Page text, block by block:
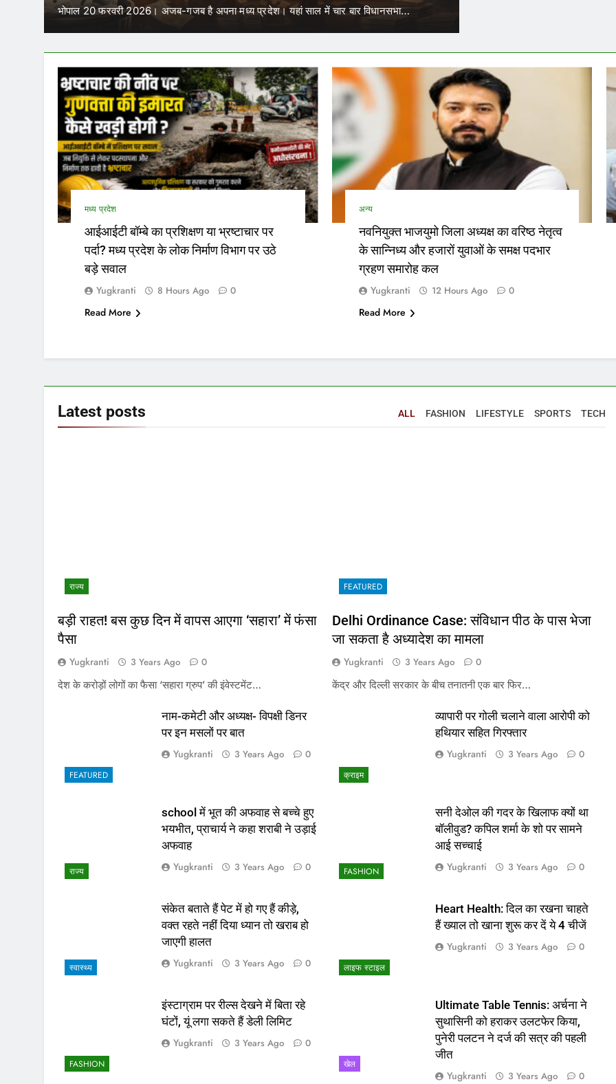
मध्य प्रदेश। यहां साल में चार बार विधानसभा…
में कर सकेंगे काम
परिवहन निगम में कार्यरत आउटसोर्स कर्मचारियों के जरिए नियुक्त परिचालकों का भी ट्रांसफर हो
मध्य प्रदेश
आईआईटी बॉम्बे का प्रशिक्षण या भ्रष्टाचार पर
पर्दा? मध्य प्रदेश के लोक निर्माण विभाग पर उठे
बड़े सवाल
Yugkranti 8 Hours Ago 0
Read More
अन्य
नवनियुक्त भाजयुमो जिला अध्यक्ष का वरिष्ठ नेतृत्व
के सान्निध्य और हजारों युवाओं के समक्ष पदभार
ग्रहण समारोह कल
Yugkranti 12 Hours Ago 0
Read More
Latest posts ALL FASHION LIFESTYLE SPORTS TECH
राज्य
बड़ी राहत! बस कुछ दिन में वापस आएगा ‘सहारा’ में फंसा
पैसा
Yugkranti 3 Years Ago
0
देश के करोड़ों लोगों का फैसा ‘सहारा ग्रुप’ की इंवेस्टमेंट…
FEATURED
Delhi Ordinance Case: संविधान पीठ के पास भेजा
जा सकता है अध्यादेश का मामला
Yugkranti 3 Years Ago
0
केंद्र और दिल्ली सरकार के बीच तनातनी एक बार फिर…
FEATURED
नाम-कमेटी और अध्यक्ष- विपक्षी डिनर
पर इन मसलों पर बात
Yugkranti 3 Years Ago 0
क्राइम
व्यापारी पर गोली चलाने वाला आरोपी को
हथियार सहित गिरफ्तार
Yugkranti 3 Years Ago 0
राज्य
school में भूत की अफवाह से बच्चे हुए
भयभीत, प्राचार्य ने कहा शराबी ने उड़ाई
अफवाह
Yugkranti 3 Years Ago 0 FASHION
सनी देओल की गदर के खिलाफ क्यों था
बॉलीवुड? कपिल शर्मा के शो पर सामने
आई सच्चाई
Yugkranti 3 Years Ago 0
स्वास्थ्य
संकेत बताते हैं पेट में हो गए हैं कीड़े,
वक्त रहते नहीं दिया ध्यान तो खराब हो
जाएगी हालत
Yugkranti 3 Years Ago 0 लाइफ स्टाइल
Heart Health: दिल का रखना चाहते
हैं ख्याल तो खाना शुरू कर दें ये 4 चीजें
Yugkranti 3 Years Ago 0
FASHION
इंस्टाग्राम पर रील्स देखने में बिता रहे
घंटों, यूं लगा सकते हैं डेली लिमिट
Yugkranti 3 Years Ago 0
खेल
Ultimate Table Tennis: अर्चना ने
सुथासिनी को हराकर उलटफेर किया,
पुनेरी पलटन ने दर्ज की सत्र की पहली
जीत
Yugkranti 3 Years Ago 0